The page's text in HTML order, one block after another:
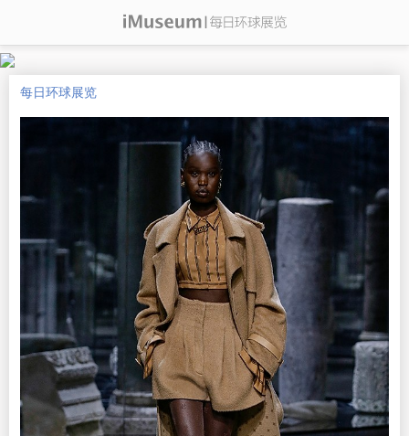
每日环球展览